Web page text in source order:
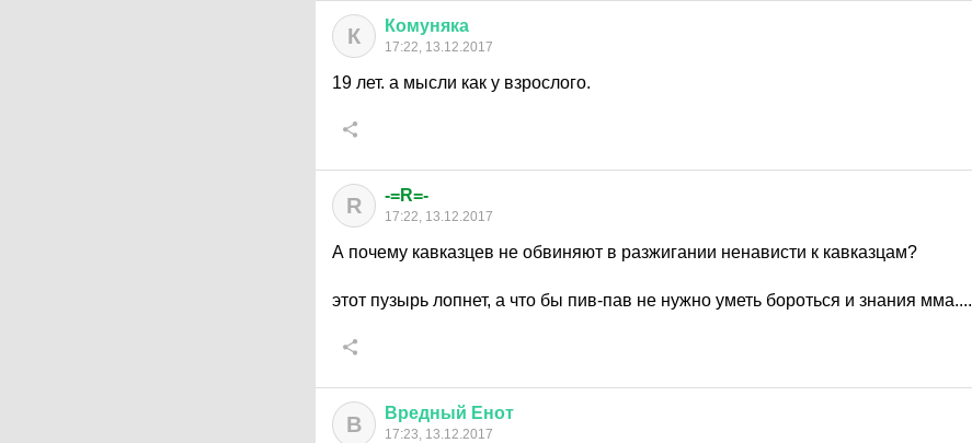
К Комуняка
17:22, 13.12.2017
19 лет. а мысли как у взрослого.
R -=R=-
17:22, 13.12.2017
А почему кавказцев не обвиняют в разжигании ненависти к кавказцам?
этот пузырь лопнет, а что бы пив-пав не нужно уметь бороться и знания мма....
В Вредный Енот
17:23, 13.12.2017